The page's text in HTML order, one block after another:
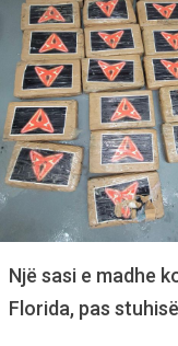
Një sasi e madhe
Florida, pas